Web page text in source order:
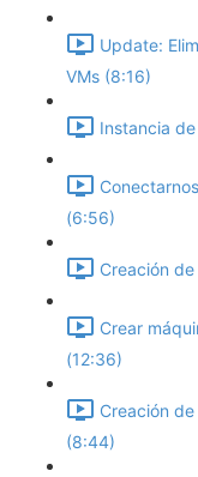
Update:
VMs (8:16)
Instancia
(6:56)
Creación
Crear
(12:36)
Creación
(8:44)